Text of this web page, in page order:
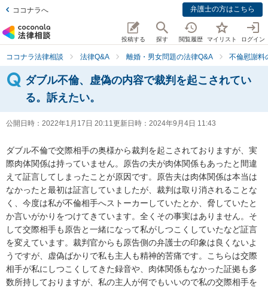
ココナラへ 弁護士の方はこちら
投稿する 探す 閲覧履歴 マイリスト ログイン
ココナラ法律相談 法律Q&A 離婚・男女問題の法律Q&A 不倫慰謝料
ダブル不倫、虚偽の内容で裁判を起こされてい
る。訴えたい。
公開日時： 2022年1月17日 20:11更新日時： 2024年9月4日 11:43
ダブル不倫で交際相手の奥様から裁判を起こされておりますが、実
際肉体関係は持っていません。原告の夫が肉体関係もあったと間違
えて証言してしまったことが原因です。原告夫は肉体関係は本当は
なかったと最初は証言していましたが、裁判は取り消されることな
く、今度は私が不倫相手へストーカーしていたとか、脅していたと
か言いがかりをつけてきています。全くその事実はありません。そ
して交際相手も原告と一緒になって私がしつこくしていたなど証言
を変えています。裁判官からも原告側の弁護士の印象は良くないよ
うですが、虚偽ばかりで私も主人も精神的苦痛です。こちらは交際
相手が私にしつこくしてきた録音や、肉体関係もなかった証拠も多
数所持しておりますが、私の主人が何でもいいので私の交際相手を